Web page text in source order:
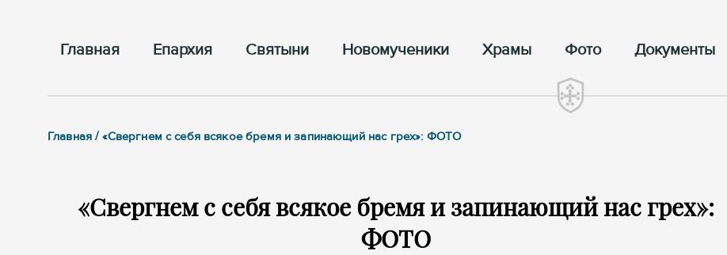
Главная Епархия Cвятыни Новомученики Храмы Фото Документы
Главная / «Свергнем с себя всякое бремя и запинающий нас грех»: ФОТО
«Свергнем с себя всякое бремя и запинающий нас грех»:
ФОТО